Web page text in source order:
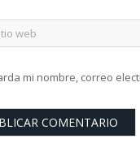
mi nombre, correo